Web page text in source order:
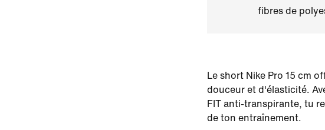
fibres de
Le short Nike Pro 15 cm
douceur et d'élasticité.
FIT anti-transpirante, tu
de ton entraînement.